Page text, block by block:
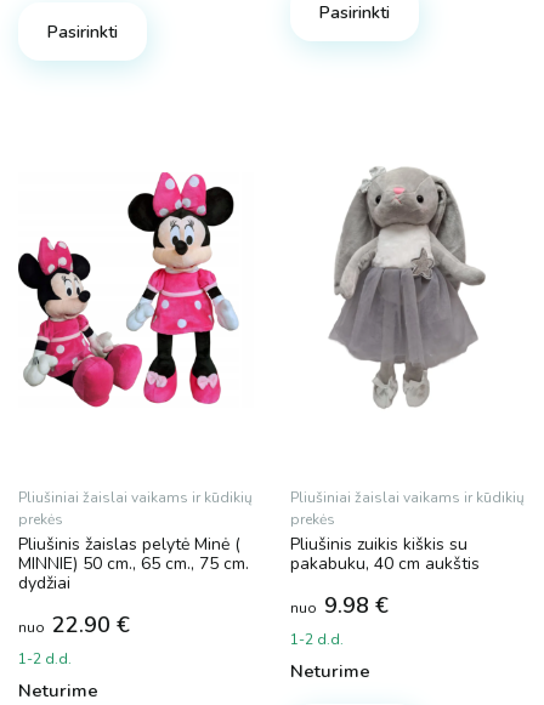
Pasirinkti
Pasirinkti
Pliušiniai žaislai vaikams ir kūdikių
prekės
Pliušinis žaislas pelytė Minė (
MINNIE) 50 cm., 65 cm., 75 cm.
dydžiai
nuo 22.90 €
1-2 d.d.
Neturime
Pliušiniai žaislai vaikams ir kūdikių
prekės
Pliušinis zuikis kiškis su
pakabuku, 40 cm aukštis
nuo 9.98 €
1-2 d.d.
Neturime